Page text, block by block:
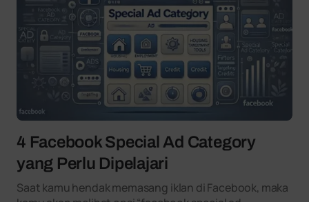
4 Facebook Special Ad Category
yang Perlu Dipelajari
Saat kamu hendak memasang iklan di Facebook, maka